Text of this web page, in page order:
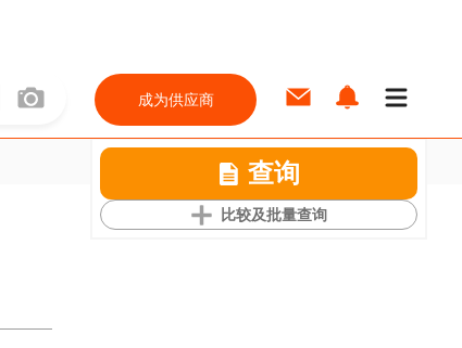
成为供应商
查询
比较及批量查询